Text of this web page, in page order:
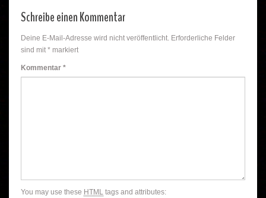
Schreibe einen Kommentar
Deine E-Mail-Adresse wird nicht veröffentlicht. Erforderliche Felder
sind mit* markiert
Kommentar *
You may use these HTML tags and attributes: